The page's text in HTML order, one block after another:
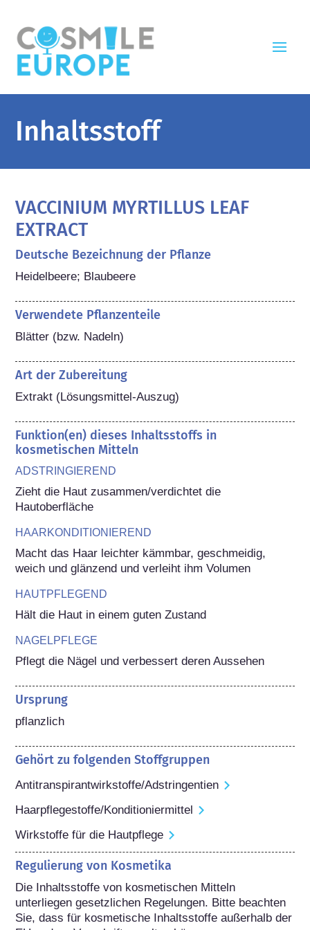
Inhaltsstoff
VACCINIUM MYRTILLUS LEAF
EXTRACT
Deutsche Bezeichnung der Pflanze
Heidelbeere; Blaubeere
Verwendete Pflanzenteile
Blätter (bzw. Nadeln)
Art der Zubereitung
Extrakt (Lösungsmittel-Auszug)
Funktion(en) dieses Inhaltsstoffs in
kosmetischen Mitteln
ADSTRINGIEREND
Zieht die Haut zusammen/verdichtet die
Hautoberfläche
HAARKONDITIONIEREND
Macht das Haar leichter kämmbar, geschmeidig,
weich und glänzend und verleiht ihm Volumen
HAUTPFLEGEND
Hält die Haut in einem guten Zustand
NAGELPFLEGE
Pflegt die Nägel und verbessert deren Aussehen
Ursprung
pflanzlich
Gehört zu folgenden Stoffgruppen
Antitranspirantwirkstoffe/Adstringentien
Haarpflegestoffe/Konditioniermittel
Wirkstoffe für die Hautpflege
Regulierung von Kosmetika
Die Inhaltsstoffe von kosmetischen Mitteln
unterliegen gesetzlichen Regelungen. Bitte beachten
Sie, dass für kosmetische Inhaltsstoffe außerhalb der